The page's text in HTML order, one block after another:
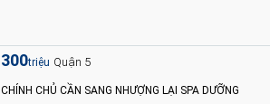
300triệu Quận 5
CHÍNH CHỦ CẦN SANG NHƯỢNG LẠI SPA DƯỠNG